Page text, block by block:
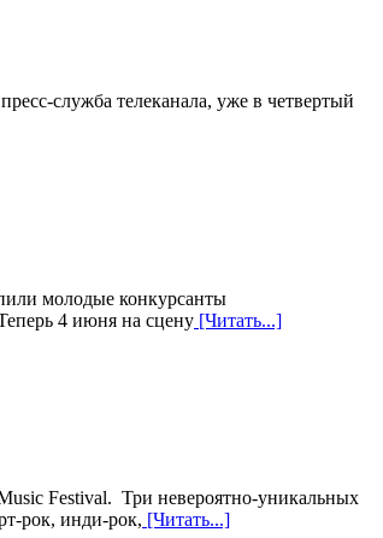
служба телеканала, уже в четвертый
молодые конкурсанты
4 июня на сцену [Читать...]
Festival. Три невероятно-уникальных
рок, инди-рок, [Читать...]